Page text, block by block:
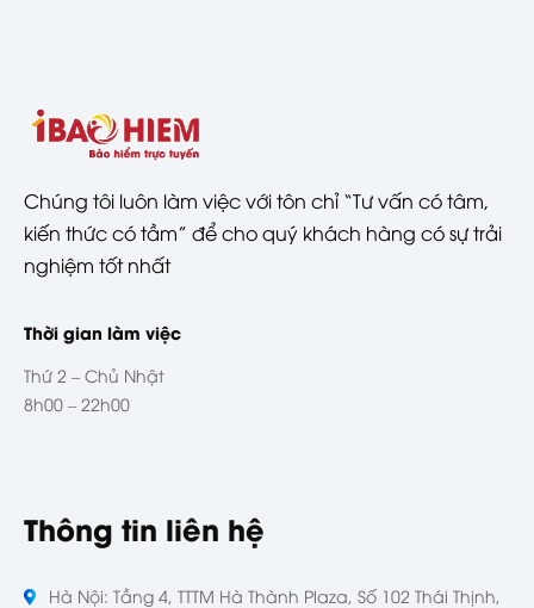
Chúng tôi luôn làm việc với tôn chỉ “Tư vấn có tâm,
kiến thức có tầm” để cho quý khách hàng có sự trải
nghiệm tốt nhất
Thời gian làm việc
Thứ 2 – Chủ Nhật
8h00 – 22h00
Thông tin liên hệ
Hà Nội: Tầng 4, TTTM Hà Thành Plaza, Số 102 Thái Thịnh,